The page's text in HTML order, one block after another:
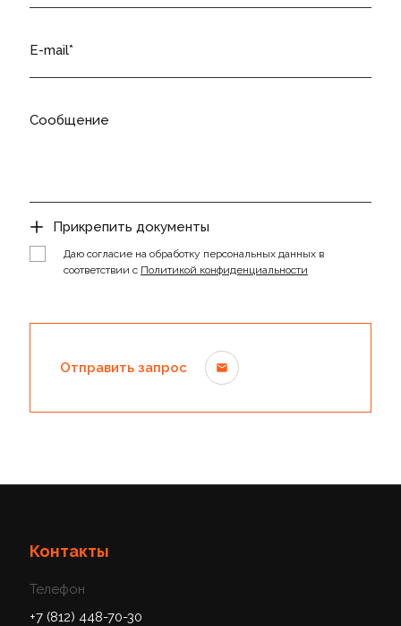
E-mail
Сообщение
Прикрепить документы
Даю согласие на обработку персональных данных в
соответствии с Политикой конфиденциальности
Отправить запрос
Контакты
Телефон
+7 (812) 448-70-30